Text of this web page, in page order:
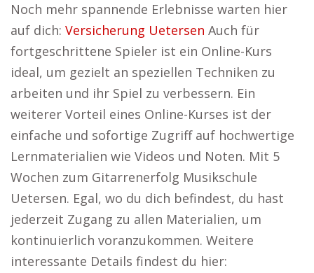
Noch mehr spannende Erlebnisse warten hier
auf dich: Versicherung Uetersen Auch für
fortgeschrittene Spieler ist ein Online-Kurs
ideal, um gezielt an speziellen Techniken zu
arbeiten und ihr Spiel zu verbessern. Ein
weiterer Vorteil eines Online-Kurses ist der
einfache und sofortige Zugriff auf hochwertige
Lernmaterialien wie Videos und Noten. Mit 5
Wochen zum Gitarrenerfolg Musikschule
Uetersen. Egal, wo du dich befindest, du hast
jederzeit Zugang zu allen Materialien, um
kontinuierlich voranzukommen. Weitere
interessante Details findest du hier: